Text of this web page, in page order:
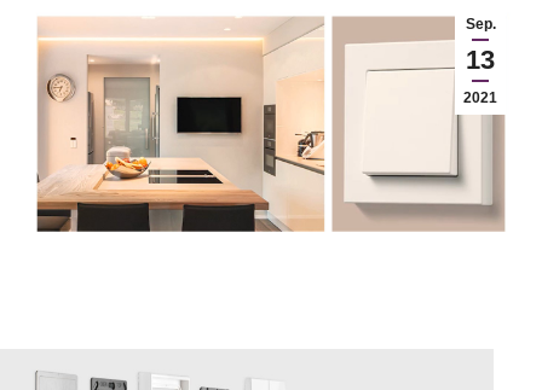
Sep.
13
2021